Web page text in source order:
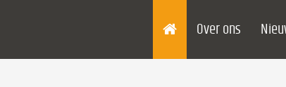
Over ons